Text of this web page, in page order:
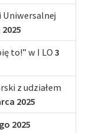
to!” w I LO 3
z udziałem
2025
2025